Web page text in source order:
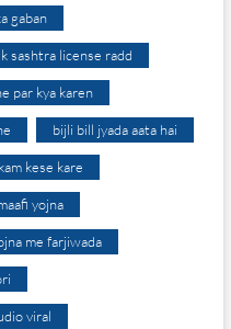
gaban
sashtra license radd
par kya karen
bijli bill jyada aata hai
kese kare
yojna
me farjiwada
viral